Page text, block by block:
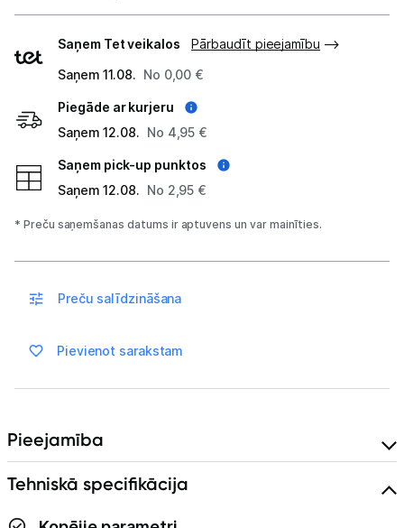
Termometri
Sports un atpūta
Ražotāju atjaunota tehnika
Vēlmju saraksts
Uzņēmumiem
Tet pakalpojumi
veidi
Saņem Tet veikalos
Pārbaudīt pieejamību
Saņem 11.08. No 0,00 €
Piegāde ar kurjeru
Saņem 12.08. No 4,95 €
Saņem pick-up punktos
Saņem 12.08. No 2,95 €
* Preču saņemšanas datums ir aptuvens un var mainīties.
Preču salīdzināšana
Pievienot sarakstam
Pieejamība
Tehniskā specifikācija